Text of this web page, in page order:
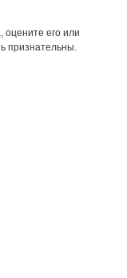
оцените его или
признательны.